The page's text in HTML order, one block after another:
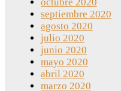
septiembre 2020
agosto 2020
julio 2020
junio 2020
mayo 2020
abril 2020
marzo 2020